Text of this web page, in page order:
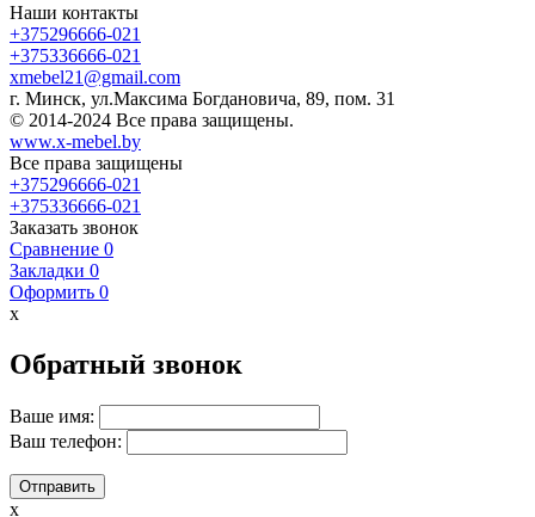
Наши контакты
+375296666-021
+375336666-021
xmebel21@gmail.com
г. Минск, ул.Максима Богдановича, 89, пом. 31
© 2014-2024 Все права защищены.
www.x-mebel.by
Все права защищены
+375296666-021
+375336666-021
Заказать звонок
Сравнение 0
Закладки 0
Оформить 0
x
Обратный звонок
Ваше имя:
Ваш телефон:
x